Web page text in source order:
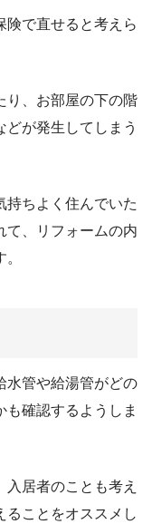
険で直せると考えら
り、お部屋の下の階
が発生してしまう
持ちよく住んでいた
て、リフォームの内
水管や給湯管がどの
も確認するようしま
居者のことも考え
ることをオススメし